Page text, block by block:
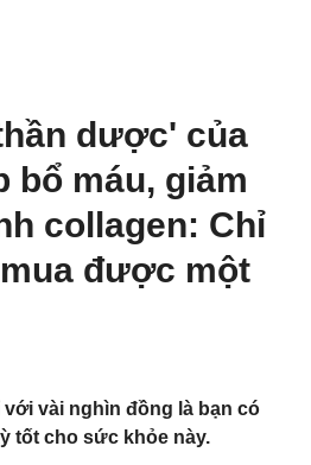
dược' của
bổ máu, giảm
collagen: Chỉ
được một
với vài nghìn đồng là bạn có
tốt cho sức khỏe này.